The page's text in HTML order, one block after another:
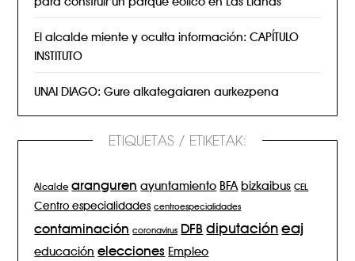
El alcalde miente y oculta información: CAPÍTULO
INSTITUTO
UNAI DIAGO: Gure alkategaiaren aurkezpena
ETIQUETAS / ETIKETAK:
Alcalde aranguren ayuntamiento BFA bizkaibus CEL
Centro especialidades centroespecialidades
contaminación coronavirus DFB diputación eaj
educación elecciones Empleo